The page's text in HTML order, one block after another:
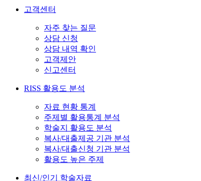
고객센터
자주 찾는 질문
상담 신청
상담 내역 확인
고객제안
신고센터
RISS 활용도 분석
자료 현황 통계
주제별 활용통계 분석
학술지 활용도 분석
복사/대출제공 기관 분석
복사/대출신청 기관 분석
활용도 높은 주제
최신/인기 학술자료